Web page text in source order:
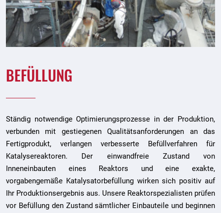
BEFÜLLUNG
Ständig notwendige Optimierungsprozesse in der Produktion,
verbunden mit gestiegenen Qualitätsanforderungen an das
Fertigprodukt, verlangen verbesserte Befüllverfahren für
Katalysereaktoren. Der einwandfreie Zustand von
Inneneinbauten eines Reaktors und eine exakte,
vorgabengemäße Katalysatorbefüllung wirken sich positiv auf
Ihr Produktionsergebnis aus. Unsere Reaktorspezialisten prüfen
vor Befüllung den Zustand sämtlicher Einbauteile und beginnen